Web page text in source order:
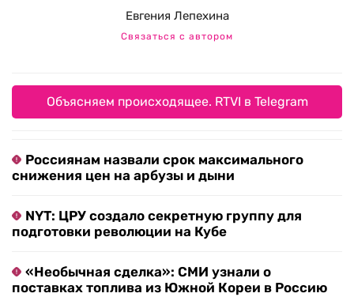
Евгения Лепехина
Связаться с автором
Объясняем происходящее. RTVI в Telegram
Россиянам назвали срок максимального
снижения цен на арбузы и дыни
NYT: ЦРУ создало секретную группу для
подготовки революции на Кубе
«Необычная сделка»: СМИ узнали о
поставках топлива из Южной Кореи в Россию